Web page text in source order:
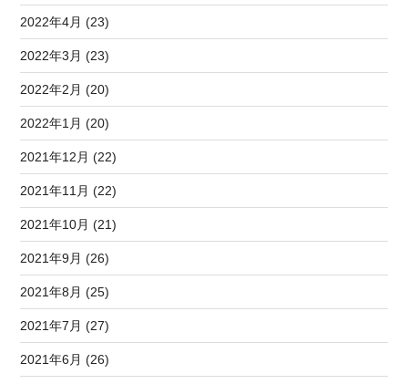
2022年4月 (23)
2022年3月 (23)
2022年2月 (20)
2022年1月 (20)
2021年12月 (22)
2021年11月 (22)
2021年10月 (21)
2021年9月 (26)
2021年8月 (25)
2021年7月 (27)
2021年6月 (26)